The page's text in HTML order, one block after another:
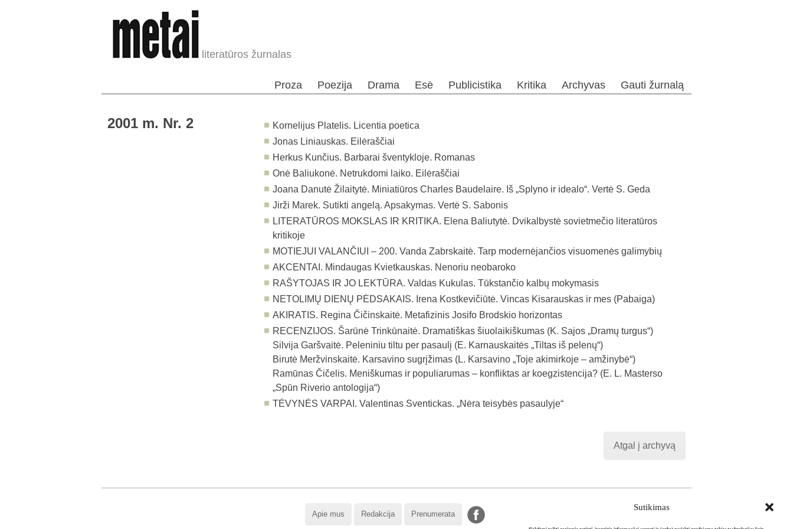
Sutikimas
literatūros žurnalas
Proza Poezija Drama Esė Publicistika Kritika Archyvas Gauti žurnalą
2001 m. Nr. 2
Kornelijus Platelis. Licentia poetica
Jonas Liniauskas. Eilėraščiai
Herkus Kunčius. Barbarai šventykloje. Romanas
Onė Baliukonė. Netrukdomi laiko. Eilėraščiai
Joana Danutė Žilaitytė. Miniatiūros Charles Baudelaire. Iš „Splyno ir idealo“. Vertė S. Geda
Jirži Marek. Sutikti angelą. Apsakymas. Vertė S. Sabonis
LITERATŪROS MOKSLAS IR KRITIKA. Elena Baliutytė. Dvikalbystė sovietmečio literatūros
kritikoje
MOTIEJUI VALANČIUI – 200. Vanda Zabrskaitė. Tarp modernėjančios visuomenės galimybių
AKCENTAI. Mindaugas Kvietkauskas. Nenoriu neobaroko
RAŠYTOJAS IR JO LEKTŪRA. Valdas Kukulas. Tūkstančio kalbų mokymasis
NETOLIMŲ DIENŲ PĖDSAKAIS. Irena Kostkevičiūtė. Vincas Kisarauskas ir mes (Pabaiga)
AKIRATIS. Regina Čičinskaitė. Metafizinis Josifo Brodskio horizontas
RECENZIJOS. Šarūnė Trinkūnaitė. Dramatiškas šiuolaikiškumas (K. Sajos „Dramų turgus“)
Silvija Garšvaitė. Peleniniu tiltu per pasaulį (E. Karnauskaitės „Tiltas iš pelenų“)
Birutė Meržvinskaitė. Karsavino sugrįžimas (L. Karsavino „Toje akimirkoje – amžinybė“)
Ramūnas Čičelis. Meniškumas ir populiarumas – konfliktas ar koegzistencija? (E. L. Masterso
„Spūn Riverio antologija“)
TĖVYNĖS VARPAI. Valentinas Sventickas. „Nėra teisybės pasaulyje“
Atgal į archyvą
Apie mus Redakcija Prenumerata